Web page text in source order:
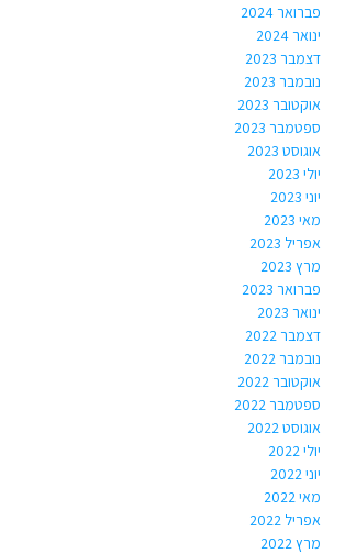
פברואר 2024
ינואר 2024
דצמבר 2023
נובמבר 2023
אוקטובר 2023
ספטמבר 2023
אוגוסט 2023
יולי 2023
יוני 2023
מאי 2023
אפריל 2023
מרץ 2023
פברואר 2023
ינואר 2023
דצמבר 2022
נובמבר 2022
אוקטובר 2022
ספטמבר 2022
אוגוסט 2022
יולי 2022
יוני 2022
מאי 2022
אפריל 2022
מרץ 2022